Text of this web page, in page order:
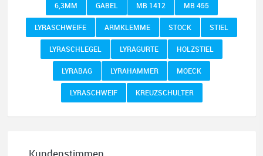
6,3MM GABEL MB 1412 MB 455
LYRASCHWEIFE ARMKLEMME STOCK STIEL
LYRASCHLEGEL LYRAGURTE HOLZSTIEL
LYRABAG LYRAHAMMER MOECK
LYRASCHWEIF KREUZSCHULTER